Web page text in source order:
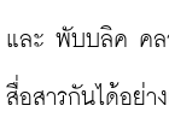
และ พับบลิค คล
สื่อสารกันได้อย่า